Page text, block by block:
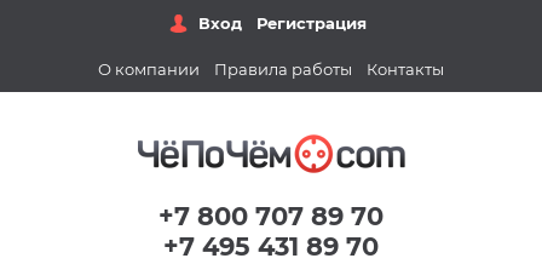
Вход Регистрация
О компании Правила работы Контакты
+7 800 707 89 70
+7 495 431 89 70